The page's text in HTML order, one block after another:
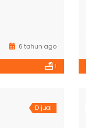
6 tahun ago
1
Dijual